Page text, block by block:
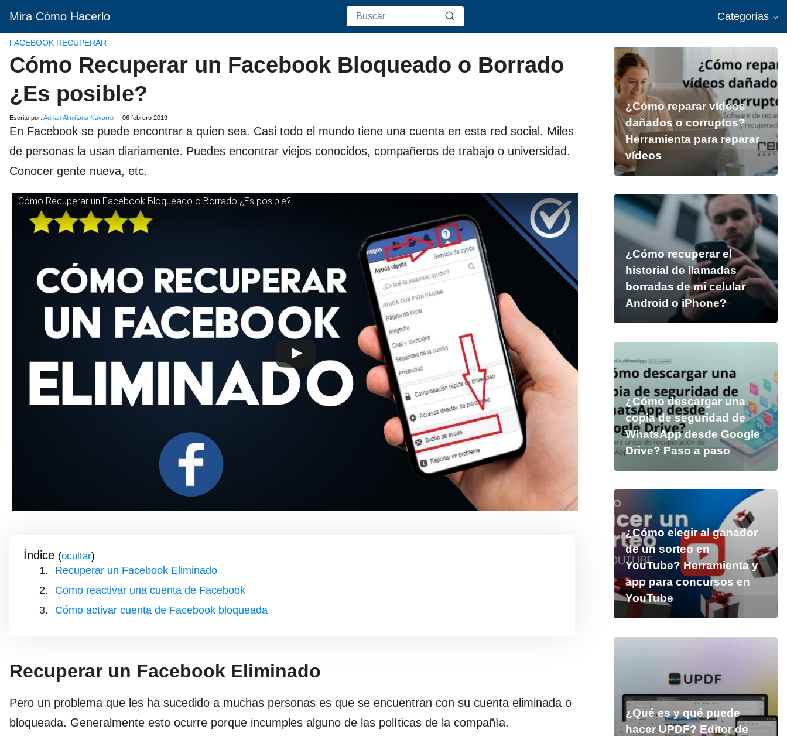
Mira Cómo Hacerlo Categorías
FACEBOOK RECUPERAR
Cómo Recuperar un Facebook Bloqueado o Borrado
¿Es posible?
Escrito por: Adrian Almiñana Navarro 06 febrero 2019
En Facebook se puede encontrar a quien sea. Casi todo el mundo tiene una cuenta en esta red social. Miles
de personas la usan diariamente. Puedes encontrar viejos conocidos, compañeros de trabajo o universidad.
Conocer gente nueva, etc.
Cómo Recuperar un Facebook Bloqueado o Borrado ¿Es posible?
Índice ( )
Recuperar un Facebook Eliminado
Cómo reactivar una cuenta de Facebook
Cómo activar cuenta de Facebook bloqueada
Recuperar un Facebook Eliminado
Pero un problema que les ha sucedido a muchas personas es que se encuentran con su cuenta eliminada o
bloqueada. Generalmente esto ocurre porque incumples alguno de las políticas de la compañía.
¿Cómo reparar vídeos
dañados o corruptos?
Herramienta para reparar
vídeos
¿Cómo recuperar el
historial de llamadas
borradas de mi celular
Android o iPhone?
¿Cómo descargar una
copia de seguridad de
WhatsApp desde Google
Drive? Paso a paso
¿Cómo elegir al ganador
de un sorteo en
YouTube? Herramienta y
app para concursos en
YouTube
¿Qué es y qué puede
hacer UPDF? Editor de